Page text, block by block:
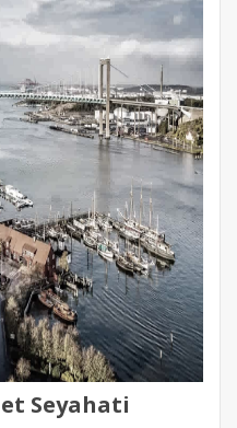
Seyahati